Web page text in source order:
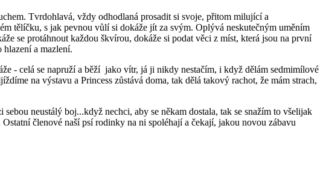
Tvrdohlavá, vždy odhodlaná prosadit si svoje, přitom milující a
tělíčku, s jak pevnou vůlí si dokáže jít za svým. Oplývá neskutečným uměním
se protáhnout každou škvírou, dokáže si podat věci z míst, která jsou na první
hlazení a mazlení.
- celá se napruží a běží jako vítr, já ji nikdy nestačím, i když dělám sedmimílové
na výstavu a Princess zůstává doma, tak dělá takový rachot, že mám strach,
neustálý boj...když nechci, aby se někam dostala, tak se snažím to všelijak
členové naší psí rodinky na ni spoléhají a čekají, jakou novou zábavu